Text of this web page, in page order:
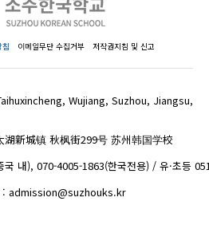
침 이메일무단 수집거부 저작권지침 및 신고
Wujiang, Suzhou, Jiangsu,
新城镇 秋枫街299号 苏州韩国学校
국 내), 070-4005-1863(한국전용) / 유·초등
: admission@suzhouks.kr